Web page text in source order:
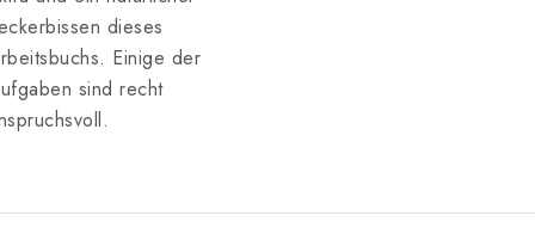
dieses
Einige der
sind recht